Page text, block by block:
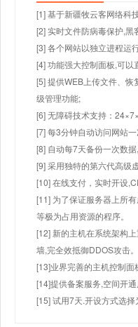
[1] 基于新疆牧云客网络科
[2] 实时文件防病毒保护,黑
[3] 各个网站以独立进程运
[4] 功能强大控制面板,可
[5] 提供WEB上传文件、
级管理功能;
[6] 无障碍技术支持：
[7] 每3分钟自动访问网站
[8] 自动每7天备份一次数
[9] 采用独特的第六代高级
[10] 在线支付，实时开设
[11] 为了保证服务器上所
等极为占用资源的程序。
[12] 新的主机在系统架构
墙,完全效抵御DDOS攻击。
[13]业界完善的主机控制
[14]提供备案服务,空间开
[15] 试用7天.开设方式选择